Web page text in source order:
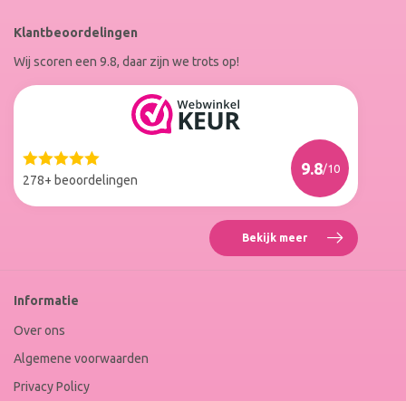
Facebook
op
Instagram
Klantbeoordelingen
Wij scoren een 9.8, daar zijn we trots op!
278+ beoordelingen
9.8/10
Web
Winkel
Bekijk meer Reviews
Roxenne
Informatie
Over ons
Algemene voorwaarden
Privacy Policy